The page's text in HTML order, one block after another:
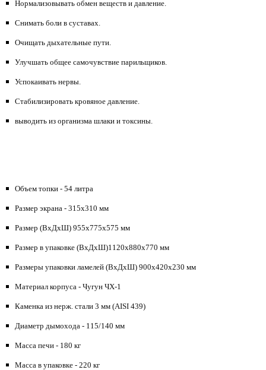
Нормализовывать обмен веществ и давление.
Снимать боли в суставах.
Очищать дыхательные пути.
Улучшать общее самочувствие парильщиков.
Успокаивать нервы.
Стабилизировать кровяное давление.
выводить из организма шлаки и токсины.
Объем топки - 54 литра
Размер экрана - 315х310 мм
Размер (ВхДхШ) 955х775х575 мм
Размер в упаковке (ВхДхШ)1120х880х770 мм
Размеры упаковки ламелей (ВхДхШ) 900х420х230 мм
Материал корпуса - Чугун ЧХ-1
Каменка из нерж. стали 3 мм (AISI 439)
Диаметр дымохода - 115/140 мм
Масса печи - 180 кг
Масса в упаковке - 220 кг